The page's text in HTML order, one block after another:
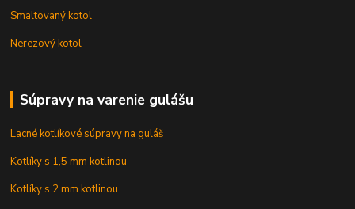
Smaltovaný kotol
Nerezový kotol
Súpravy na varenie gulášu
Lacné kotlíkové súpravy na guláš
Kotlíky s 1,5 mm kotlinou
Kotlíky s 2 mm kotlinou